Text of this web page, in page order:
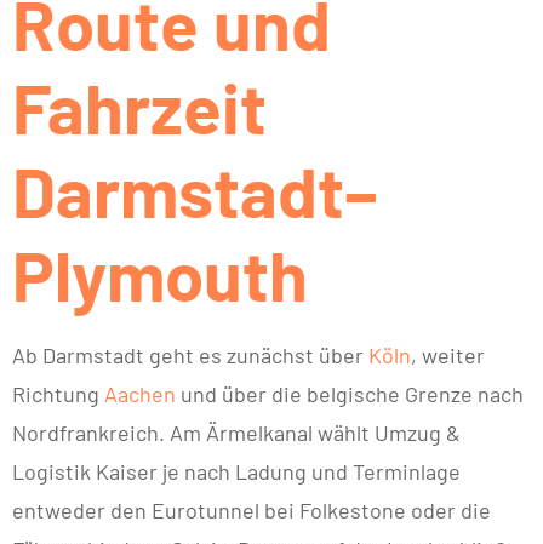
Route und
Fahrzeit
Darmstadt–
Plymouth
Ab Darmstadt geht es zunächst über Köln, weiter
Richtung Aachen und über die belgische Grenze nach
Nordfrankreich. Am Ärmelkanal wählt Umzug &
Logistik Kaiser je nach Ladung und Terminlage
entweder den Eurotunnel bei Folkestone oder die